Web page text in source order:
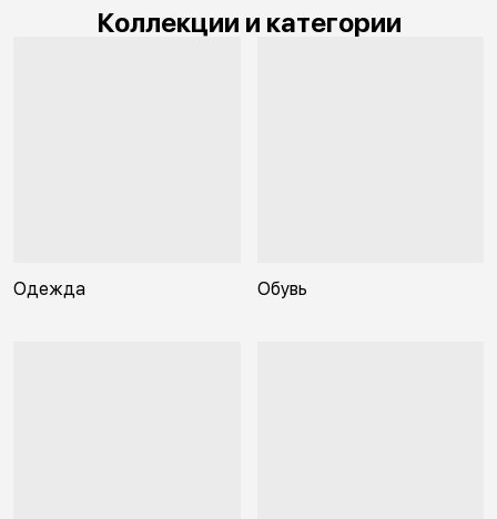
Коллекции и категории
Одежда Обувь